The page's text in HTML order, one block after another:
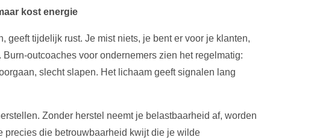
kost energie
geeft tijdelijk rust. Je mist niets, je bent er voor je klanten,
outcoaches voor ondernemers zien het regelmatig:
slecht slapen. Het lichaam geeft signalen lang
Zonder herstel neemt je belastbaarheid af, worden
precies die betrouwbaarheid kwijt die je wilde